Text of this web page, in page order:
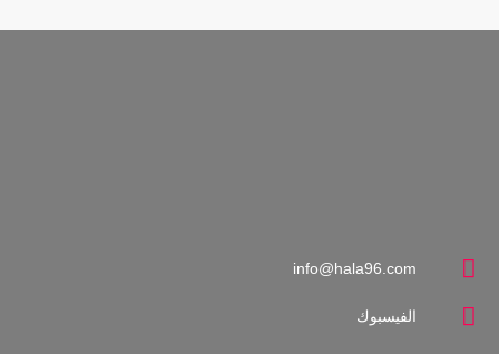
info@hala96.com
الفيسبوك